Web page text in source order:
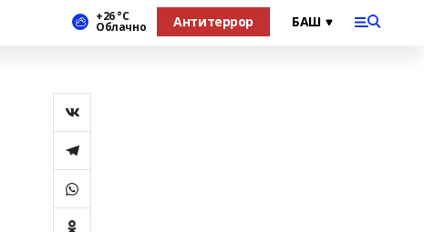
+26 °С
Облачно Антитеррор